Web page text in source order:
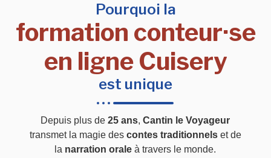
Pourquoi la
formation conteur·se
en ligne Cuisery
est unique
Depuis plus de25 ans,Cantin le Voyageur
transmet la magie des contes traditionnelset de
la narration orale à travers le monde.